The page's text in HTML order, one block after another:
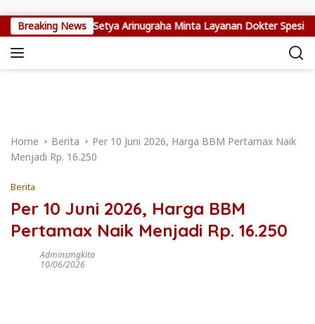
Breaking News
Ribu Warga, Setya Arinugraha Minta Layanan Dokter Spesialis
Home Berita
Per 10 Juni 2026, Harga BBM Pertamax Naik
Menjadi Rp. 16.250
Berita
Per 10 Juni 2026, Harga BBM
Pertamax Naik Menjadi Rp. 16.250
Adminsmgkita
10/06/2026